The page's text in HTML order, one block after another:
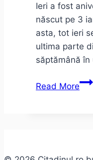
Ieri a fost
născut pe 3
asta, tot ieri
ultima parte
săptămână
Read More